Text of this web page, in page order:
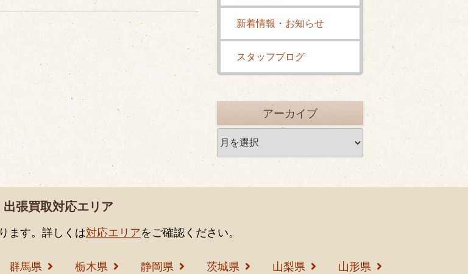
新着情報・お知らせ
スタッフブログ
アーカイブ
ー
ブ
出張買取対応エリア
ます。詳しくは対応エリアをご確認ください。
群馬県 栃木県 静岡県 茨城県 山梨県
山形県